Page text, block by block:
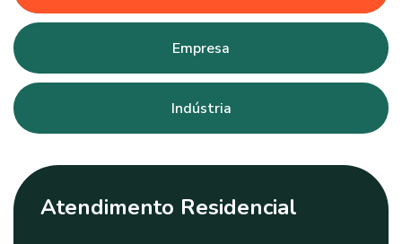
Empresa
Indústria
Atendimento Residencial